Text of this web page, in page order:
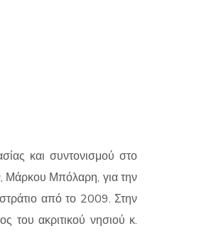
και συντονισμού στο
Μάρκου Μπόλαρη, για την
από το 2009. Στην
ακριτικού νησιού κ.